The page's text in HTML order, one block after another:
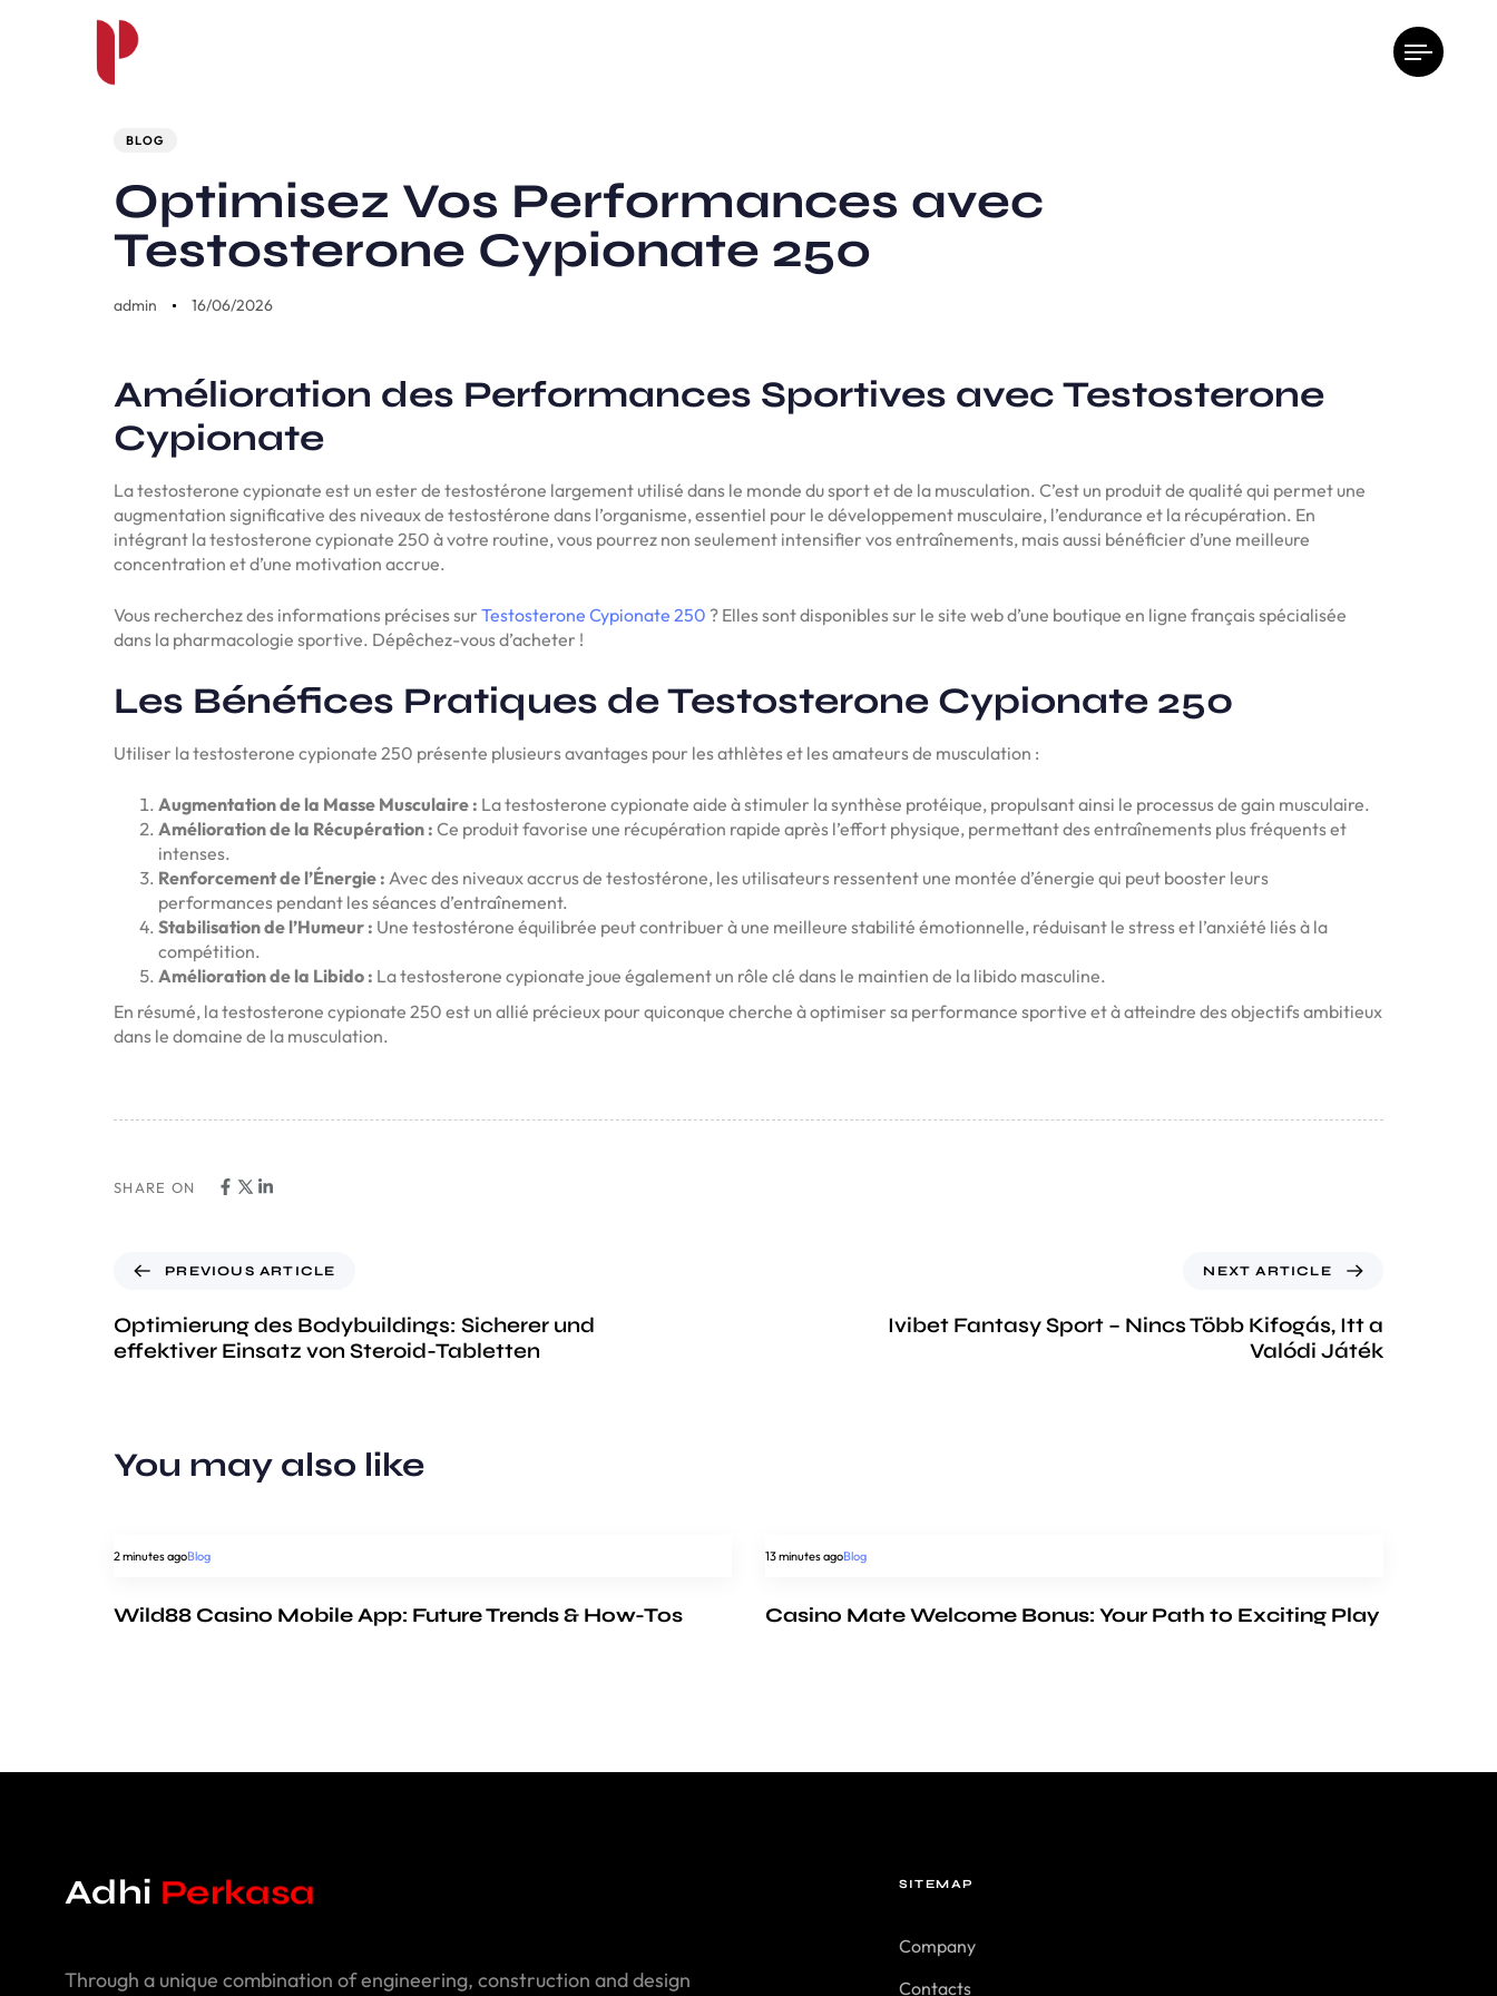
PUBLISHED
BLOG
Optimisez Vos Performances avec
Testosterone Cypionate 250
Author
admin
Published
16/06/2026
Amélioration des Performances Sportives avec Testosterone
Cypionate
La testosterone cypionate est un ester de testostérone largement utilisé dans le monde du sport et de la musculation. C’est un produit de qualité qui permet une
augmentation significative des niveaux de testostérone dans l’organisme, essentiel pour le développement musculaire, l’endurance et la récupération. En
intégrant la testosterone cypionate 250 à votre routine, vous pourrez non seulement intensifier vos entraînements, mais aussi bénéficier d’une meilleure
concentration et d’une motivation accrue.
Vous recherchez des informations précises sur Testosterone Cypionate 250 ? Elles sont disponibles sur le site web d’une boutique en ligne français spécialisée
dans la pharmacologie sportive. Dépêchez-vous d’acheter !
Les Bénéfices Pratiques de Testosterone Cypionate 250
Utiliser la testosterone cypionate 250 présente plusieurs avantages pour les athlètes et les amateurs de musculation :
Augmentation de la Masse Musculaire : La testosterone cypionate aide à stimuler la synthèse protéique, propulsant ainsi le processus de gain musculaire.
Amélioration de la Récupération : Ce produit favorise une récupération rapide après l’effort physique, permettant des entraînements plus fréquents et
intenses.
Renforcement de l’Énergie : Avec des niveaux accrus de testostérone, les utilisateurs ressentent une montée d’énergie qui peut booster leurs
performances pendant les séances d’entraînement.
Stabilisation de l’Humeur : Une testostérone équilibrée peut contribuer à une meilleure stabilité émotionnelle, réduisant le stress et l’anxiété liés à la
compétition.
Amélioration de la Libido : La testosterone cypionate joue également un rôle clé dans le maintien de la libido masculine.
En résumé, la testosterone cypionate 250 est un allié précieux pour quiconque cherche à optimiser sa performance sportive et à atteindre des objectifs ambitieux
dans le domaine de la musculation.
SHARE ON
PREVIOUS ARTICLE
Optimierung des Bodybuildings: Sicherer und
effektiver Einsatz von Steroid-Tabletten
NEXT ARTICLE
Ivibet Fantasy Sport – Nincs Több Kifogás, Itt a
Valódi Játék
You may also like
2 minutes agoBlog
Wild88 Casino Mobile App: Future Trends & How-Tos
13 minutes agoBlog
Casino Mate Welcome Bonus: Your Path to Exciting Play
Adhi Perkasa
Through a unique combination of engineering, construction and design
SITEMAP
Company
Contacts